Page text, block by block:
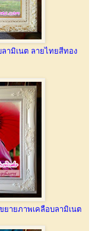
ามิเนต ลายไทยสีทอง
ายภาพเคลือบลามิเนต